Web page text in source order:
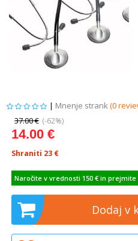
| Mnenje strank(0
37.00 € (-62%)
14.00 €
Shraniti 23 €
Naročite v vrednosti 150 € in
Dodaj v